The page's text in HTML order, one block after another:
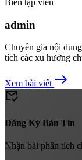
Biên tập viên
admin
Chuyên gia nội
tích các xu hướng
Xem bài viết east
mark_email_read
Đăng Ký Bản Tin
Nhận bài phân tích